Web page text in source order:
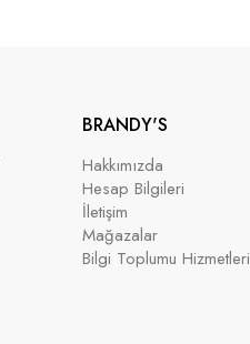
BRANDY'S
Hakkımızda
Hesap Bilgileri
İletişim
Mağazalar
Bilgi Toplumu Hizmetleri